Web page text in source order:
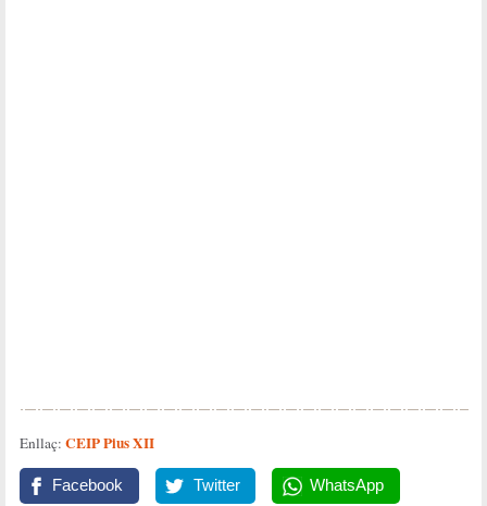
Enllaç:CEIP Pius XII
Facebook Twitter WhatsApp